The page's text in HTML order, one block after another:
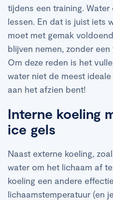
tijdens een training.
lessen. En dat is juist iets
moet met gemak
blijven nemen, zonder
Om deze reden is het
water niet de meest
aan het afzien bent!
Interne koeling
ice gels
Naast externe koeling,
water om het lichaam af
koeling een andere
lichaamstemperatuur (en